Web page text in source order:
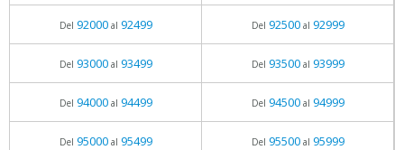
Del 92000al 92499 Del 92500al 92999
Del 93000al 93499 Del 93500al 93999
Del 94000al 94499 Del 94500al 94999
Del 95000al 95499 Del 95500al 95999